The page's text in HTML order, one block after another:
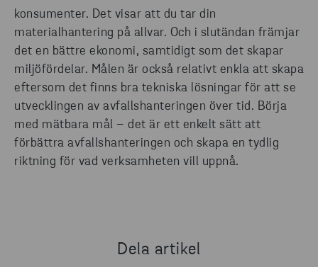
konsumenter. Det visar att du tar din
materialhantering på allvar. Och i slutändan främjar
det en bättre ekonomi, samtidigt som det skapar
miljöfördelar. Målen är också relativt enkla att skapa
eftersom det finns bra tekniska lösningar för att se
utvecklingen av avfallshanteringen över tid. Börja
med mätbara mål – det är ett enkelt sätt att
förbättra avfallshanteringen och skapa en tydlig
riktning för vad verksamheten vill uppnå.
Dela artikel